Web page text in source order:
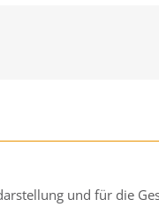
und für die